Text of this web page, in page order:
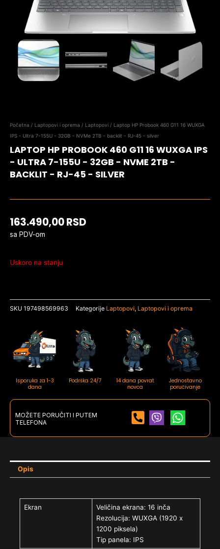
Početna / Laptopovi i oprema / Laptopovi / Laptop HP Probook 460 G11 16 WUXGA
IPS - Ultra 7-155U - 32GB - NVMe 2TB - backlit - RJ-45 - silver
LAPTOP HP PROBOOK 460 G11 16 WUXGA IPS
- ULTRA 7-155U - 32GB - NVME 2TB -
BACKLIT - RJ-45 - SILVER
163.490,00RSD
sa PDV-om
Uskoro na stanju
SKU 197498569963 Kategorije Laptopovi, Laptopovi i oprema
Isporuka za 1-3
dana
Podrška 24/7
14 dana povrat
novca
Jednostavno
poručivanje
MOŽETE PORUČITI I PUTEM
TELEFONA
Opis
Ekran
Veličina ekrana: 16 inča
Rezolucija: WUXGA (1920 x
1200 piksela)
Tip panela: IPS